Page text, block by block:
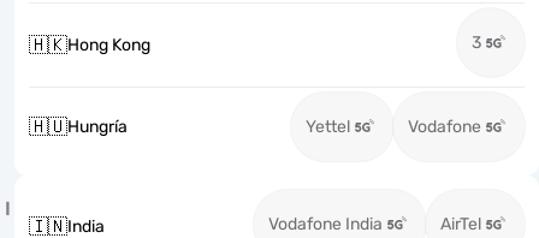
🇭🇰Hong Kong 3
🇭🇺Hungría Yettel Vodafone
I
🇮🇳India Vodafone India AirTel